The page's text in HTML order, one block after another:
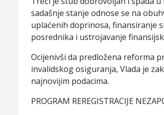
sadašnje stanje odnose se na
uplaćenih doprinosa, finansiranje
posrednika i ustrojavanje
Ocijenivši da predložena reforma
invalidskog osiguranja, Vlada je
najnovijim podacima.
PROGRAM REREGISTRACIJE